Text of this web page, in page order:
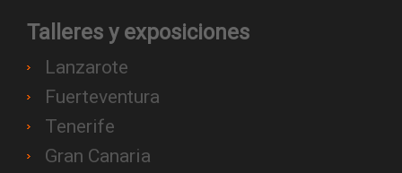
Talleres y exposiciones
Lanzarote
Fuerteventura
Tenerife
Gran Canaria